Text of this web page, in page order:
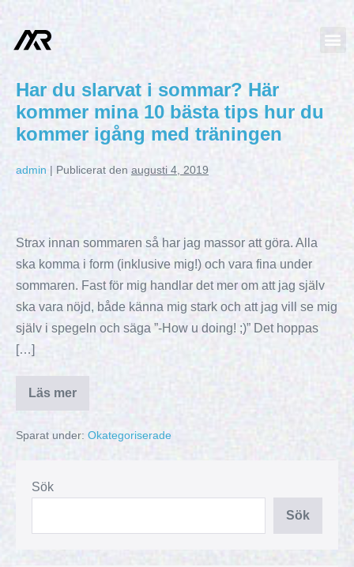
Har du slarvat i sommar? Här
kommer mina 10 bästa tips hur du
kommer igång med träningen
admin | Publicerat den augusti 4, 2019
Strax innan sommaren så har jag massor att göra. Alla
ska komma i form (inklusive mig!) och vara fina under
sommaren. Fast för mig handlar det mer om att jag själv
ska vara nöjd, både känna mig stark och att jag vill se mig
själv i spegeln och säga ”-How u doing! ;)” Det hoppas
[…]
Läs mer
Sparat under: Okategoriserade
Sök
Sök